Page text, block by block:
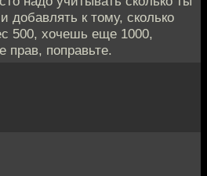
добавлять к тому, сколько
500, хочешь еще 1000,
поправьте.